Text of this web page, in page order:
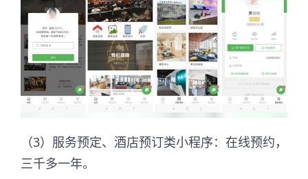
（3）服务预定、酒店预订类小程序：在线预约，
三千多一年。